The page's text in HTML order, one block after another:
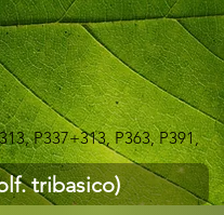
P337+313, P363, P391,
tribasico)